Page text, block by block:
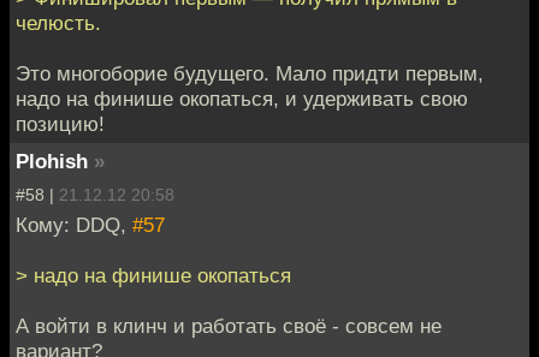
челюсть.
Это многоборие будущего. Мало придти первым,
надо на финише окопаться, и удерживать свою
позицию!
Plohish »
#58 | 21.12.12 20:58
Кому: DDQ, #57
> надо на финише окопаться
А войти в клинч и работать своё - совсем не
вариант?